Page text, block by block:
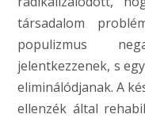
társadalom
populizmus
jelentkezzenek, s
eliminálódjanak. A
ellenzék által